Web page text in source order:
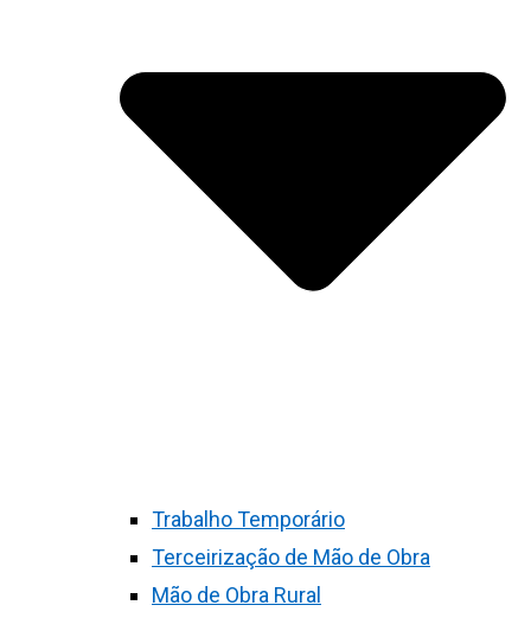
Trabalho Temporário
Terceirização de Mão de Obra
Mão de Obra Rural